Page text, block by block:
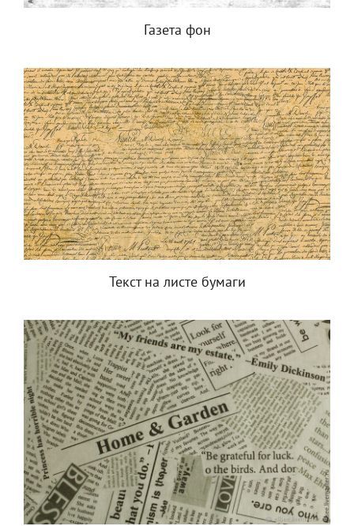
Газета фон
Текст на листе бумаги